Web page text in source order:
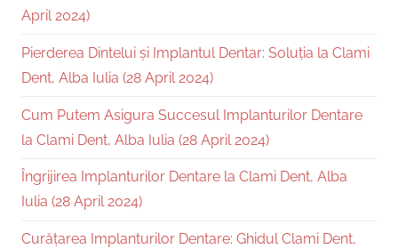
April 2024)
Pierderea Dintelui și Implantul Dentar: Soluția la Clami
Dent, Alba Iulia (28 April 2024)
Cum Putem Asigura Succesul Implanturilor Dentare
la Clami Dent, Alba Iulia (28 April 2024)
Îngrijirea Implanturilor Dentare la Clami Dent, Alba
Iulia (28 April 2024)
Curățarea Implanturilor Dentare: Ghidul Clami Dent,